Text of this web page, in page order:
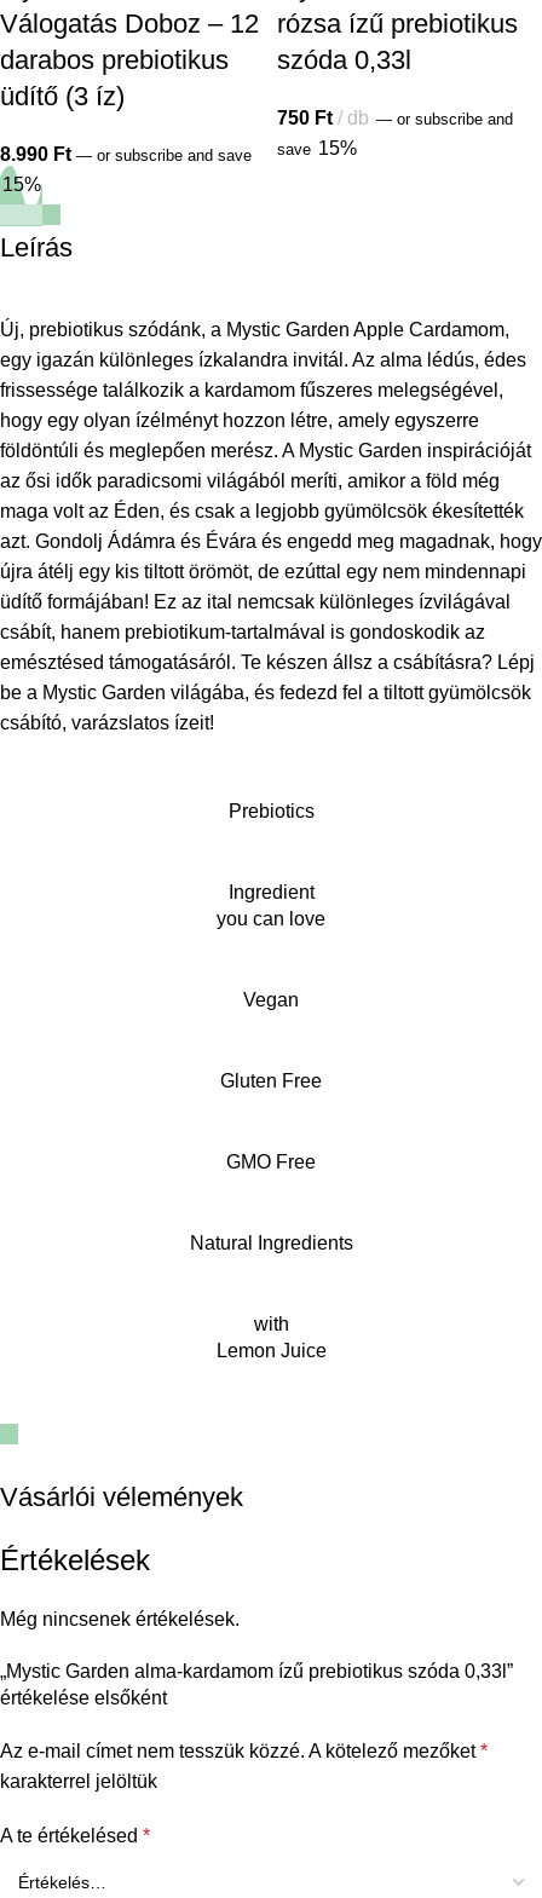
Válogatás Doboz – 12
darabos prebiotikus
üdítő (3 íz)
8.990 Ft — or subscribe and save
15%
rózsa ízű prebiotikus
szóda 0,33l
750 Ft db — or subscribe and
save 15%
Leírás
Új, prebiotikus szódánk, a Mystic Garden Apple Cardamom,
egy igazán különleges ízkalandra invitál. Az alma lédús, édes
frissessége találkozik a kardamom fűszeres melegségével,
hogy egy olyan ízélményt hozzon létre, amely egyszerre
földöntúli és meglepően merész. A Mystic Garden inspirációját
az ősi idők paradicsomi világából meríti, amikor a föld még
maga volt az Éden, és csak a legjobb gyümölcsök ékesítették
azt. Gondolj Ádámra és Évára és engedd meg magadnak, hogy
újra átélj egy kis tiltott örömöt, de ezúttal egy nem mindennapi
üdítő formájában! Ez az ital nemcsak különleges ízvilágával
csábít, hanem prebiotikum-tartalmával is gondoskodik az
emésztésed támogatásáról. Te készen állsz a csábításra? Lépj
be a Mystic Garden világába, és fedezd fel a tiltott gyümölcsök
csábító, varázslatos ízeit!
Prebiotics
Ingredient
you can love
Vegan
Gluten Free
GMO Free
Natural Ingredients
with
Lemon Juice
Vásárlói vélemények
Értékelések
Még nincsenek értékelések.
„Mystic Garden alma-kardamom ízű prebiotikus szóda 0,33l”
értékelése elsőként
Az e-mail címet nem tesszük közzé. A kötelező mezőket*
karakterrel jelöltük
A te értékelésed *